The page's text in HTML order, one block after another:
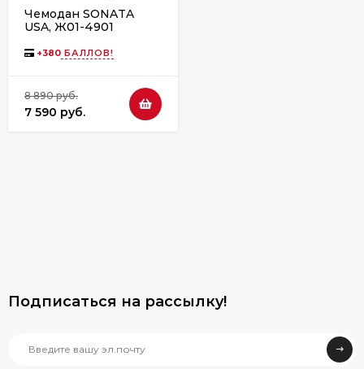
Чемодан SONATA
USA, Ж01-4901
+380 БАЛЛОВ!
8 890 руб.
7 590 руб.
Подписаться на рассылкy!